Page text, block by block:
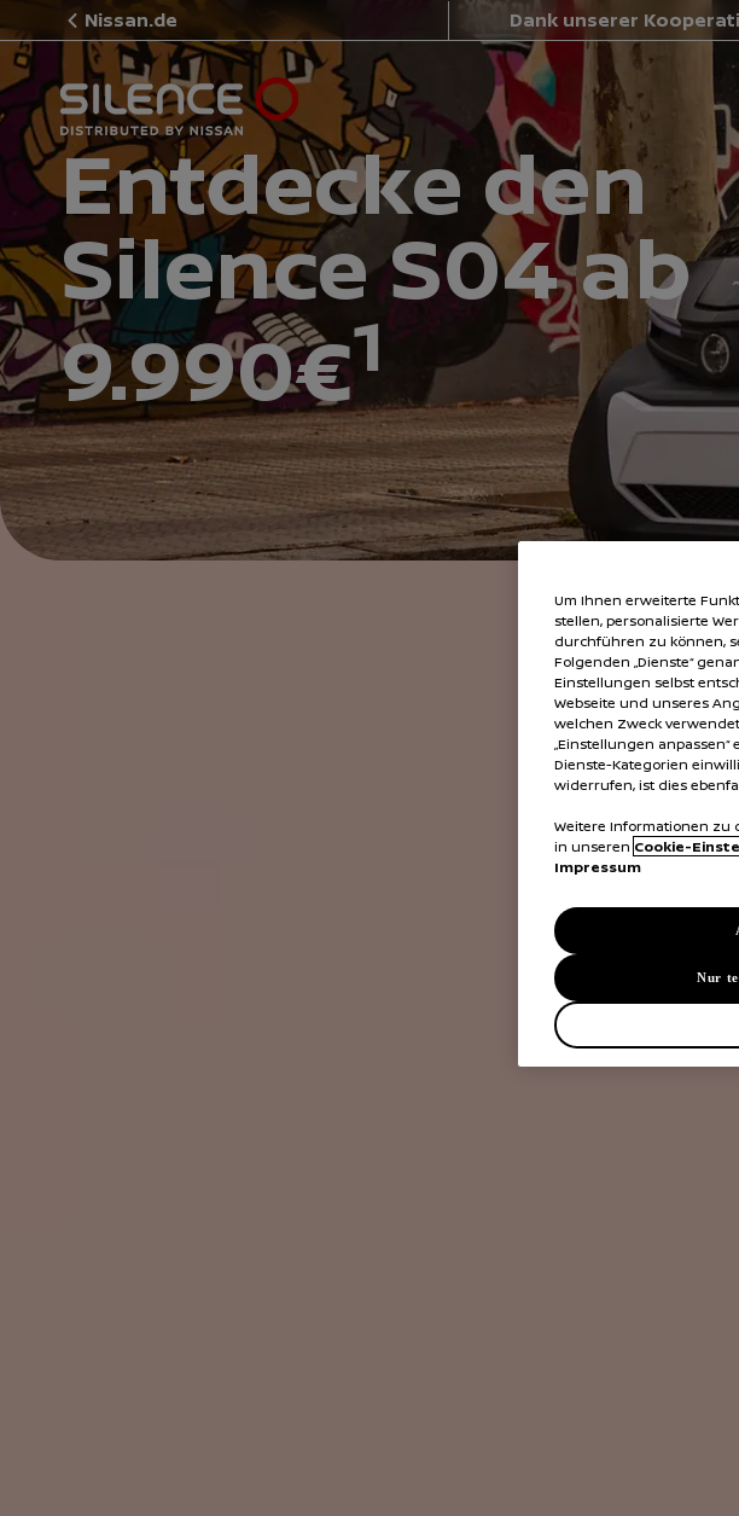
Nissan.de Dank unserer
Entdecke den
Silence S04 ab
9.990€1
Um Ihnen erweiterte
stellen, personalisierte
durchführen zu können,
Folgenden „Dienste“
Einstellungen selbst
Webseite und unseres
welchen Zweck
„Einstellungen
Dienste-Kategorien
widerrufen, ist dies
Weitere Informationen zu
in unseren Cookie-
Impressum
Nur